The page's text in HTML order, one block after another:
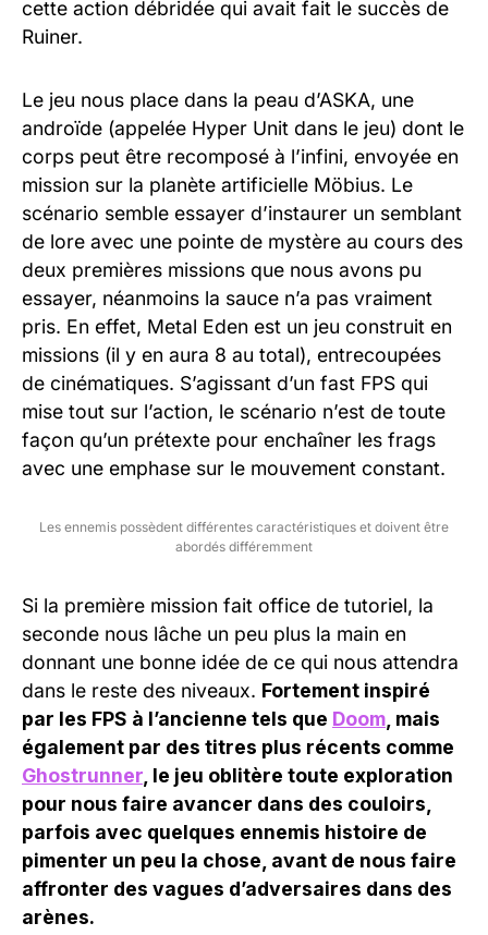
cette action débridée qui avait fait le succès de
Ruiner.
Le jeu nous place dans la peau d’ASKA, une
androïde (appelée Hyper Unit dans le jeu) dont le
corps peut être recomposé à l’infini, envoyée en
mission sur la planète artificielle Möbius. Le
scénario semble essayer d’instaurer un semblant
de lore avec une pointe de mystère au cours des
deux premières missions que nous avons pu
essayer, néanmoins la sauce n’a pas vraiment
pris. En effet, Metal Eden est un jeu construit en
missions (il y en aura 8 au total), entrecoupées
de cinématiques. S’agissant d’un fast FPS qui
mise tout sur l’action, le scénario n’est de toute
façon qu’un prétexte pour enchaîner les frags
avec une emphase sur le mouvement constant.
Les ennemis possèdent différentes caractéristiques et doivent être
abordés différemment
Si la première mission fait office de tutoriel, la
seconde nous lâche un peu plus la main en
donnant une bonne idée de ce qui nous attendra
dans le reste des niveaux. Fortement inspiré
par les FPS à l’ancienne tels que Doom, mais
également par des titres plus récents comme
Ghostrunner, le jeu oblitère toute exploration
pour nous faire avancer dans des couloirs,
parfois avec quelques ennemis histoire de
pimenter un peu la chose, avant de nous faire
affronter des vagues d’adversaires dans des
arènes.